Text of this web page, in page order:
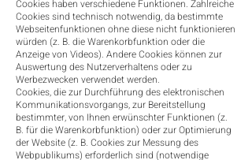
Cookies haben verschiedene Funktionen. Zahlreiche
Cookies sind technisch notwendig, da bestimmte
Webseitenfunktionen ohne diese nicht funktionieren
würden (z. B. die Warenkorbfunktion oder die
Anzeige von Videos). Andere Cookies können zur
Auswertung des Nutzerverhaltens oder zu
Werbezwecken verwendet werden.
Cookies, die zur Durchführung des elektronischen
Kommunikationsvorgangs, zur Bereitstellung
bestimmter, von Ihnen erwünschter Funktionen (z.
B. für die Warenkorbfunktion) oder zur Optimierung
der Website (z. B. Cookies zur Messung des
Webpublikums) erforderlich sind (notwendige